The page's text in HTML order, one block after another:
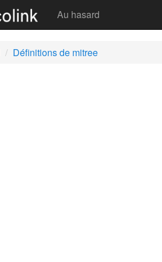
Au hasard
Définitions de mitree
Mitree